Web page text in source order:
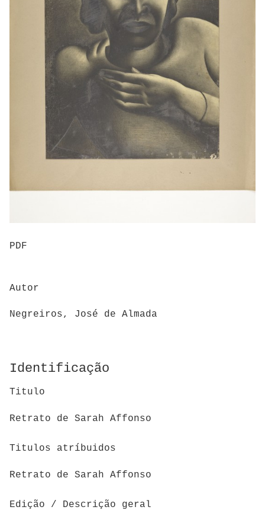
PDF
Autor
Negreiros, José de Almada
Identificação
Titulo
Retrato de Sarah Affonso
Titulos atríbuidos
Retrato de Sarah Affonso
Edição / Descrição geral